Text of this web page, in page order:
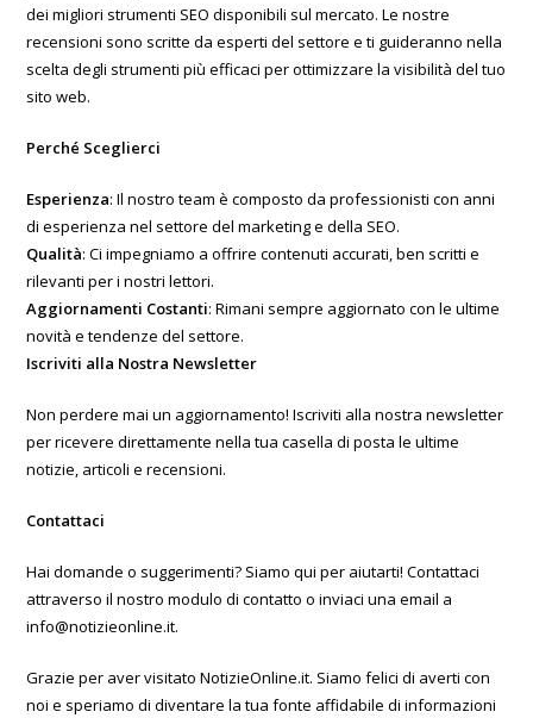
dei migliori strumenti SEO disponibili sul mercato. Le nostre
recensioni sono scritte da esperti del settore e ti guideranno nella
scelta degli strumenti più efficaci per ottimizzare la visibilità del tuo
sito web.
Perché Sceglierci
Esperienza: Il nostro team è composto da professionisti con anni
di esperienza nel settore del marketing e della SEO.
Qualità: Ci impegniamo a offrire contenuti accurati, ben scritti e
rilevanti per i nostri lettori.
Aggiornamenti Costanti: Rimani sempre aggiornato con le ultime
novità e tendenze del settore.
Iscriviti alla Nostra Newsletter
Non perdere mai un aggiornamento! Iscriviti alla nostra newsletter
per ricevere direttamente nella tua casella di posta le ultime
notizie, articoli e recensioni.
Contattaci
Hai domande o suggerimenti? Siamo qui per aiutarti! Contattaci
attraverso il nostro modulo di contatto o inviaci una email a
info@notizieonline.it.
Grazie per aver visitato NotizieOnline.it. Siamo felici di averti con
noi e speriamo di diventare la tua fonte affidabile di informazioni